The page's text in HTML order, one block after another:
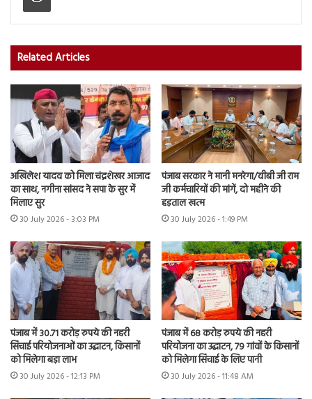
Related Articles
अखिलेश यादव को मिला चंद्रशेखर आजाद
का साथ, नगीना सांसद ने सपा के सुर में
मिलाए सुर
30 July 2026 - 3:03 PM
पंजाब सरकार ने मानी मनरेगा/वीबी जी राम
जी कर्मचारियों की मांगें, दो महीने की
हड़ताल खत्म
30 July 2026 - 1:49 PM
पंजाब में 30.71 करोड़ रुपये की नहरी
सिंचाई परियोजनाओं का उद्घाटन, किसानों
को मिलेगा बड़ा लाभ
30 July 2026 - 12:13 PM
पंजाब में 68 करोड़ रुपये की नहरी
परियोजना का उद्घाटन, 79 गांवों के किसानों
को मिलेगा सिंचाई के लिए पानी
30 July 2026 - 11:48 AM